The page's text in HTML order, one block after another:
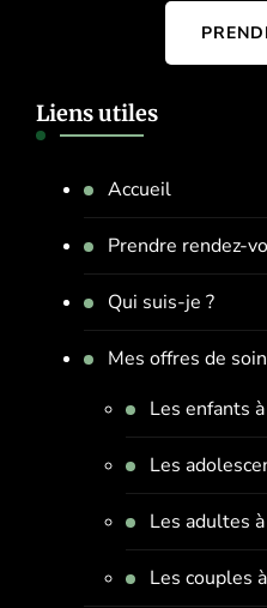
Liens utiles
Accueil
Prendre rendez-
Qui suis-je ?
Mes offres de soin
Les enfants
Les
Les adultes
Les couples